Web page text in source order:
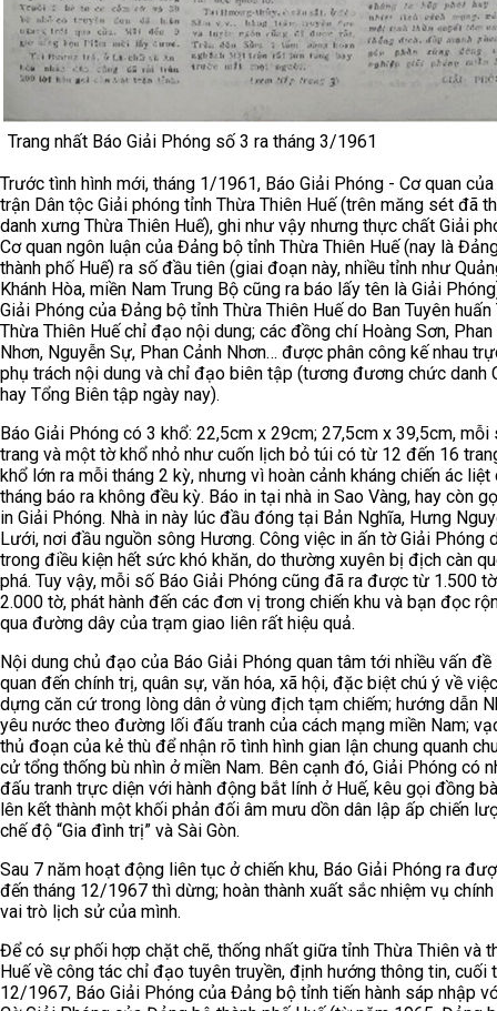
Trang nhất Báo Giải Phóng số 3 ra tháng 3/1961
Trước tình hình mới, tháng 1/1961, Báo Giải Phóng - Cơ quan
trận Dân tộc Giải phóng tỉnh Thừa Thiên Huế (trên măng sét đã
danh xưng Thừa Thiên Huế), ghi như vậy nhưng thực chất Giải
Cơ quan ngôn luận của Đảng bộ tỉnh Thừa Thiên Huế (nay là
thành phố Huế) ra số đầu tiên (giai đoạn này, nhiều tỉnh như
Khánh Hòa, miền Nam Trung Bộ cũng ra báo lấy tên là Giải
Giải Phóng của Đảng bộ tỉnh Thừa Thiên Huế do Ban Tuyên huấn
Thừa Thiên Huế chỉ đạo nội dung; các đồng chí Hoàng Sơn, Phan
Nhơn, Nguyễn Sự, Phan Cảnh Nhơn… được phân công kế nhau
phụ trách nội dung và chỉ đạo biên tập (tương đương chức danh
hay Tổng Biên tập ngày nay).
Báo Giải Phóng có 3 khổ: 22,5cm x 29cm; 27,5cm x 39,5cm, mỗi
trang và một tờ khổ nhỏ như cuốn lịch bỏ túi có từ 12 đến 16
khổ lớn ra mỗi tháng 2 kỳ, nhưng vì hoàn cảnh kháng chiến ác liệt
tháng báo ra không đều kỳ. Báo in tại nhà in Sao Vàng, hay còn
in Giải Phóng. Nhà in này lúc đầu đóng tại Bản Nghĩa, Hưng
Lưới, nơi đầu nguồn sông Hương. Công việc in ấn tờ Giải Phóng
trong điều kiện hết sức khó khăn, do thường xuyên bị địch càn
phá. Tuy vậy, mỗi số Báo Giải Phóng cũng đã ra được từ 1.500
2.000 tờ, phát hành đến các đơn vị trong chiến khu và bạn đọc
qua đường dây của trạm giao liên rất hiệu quả.
Nội dung chủ đạo của Báo Giải Phóng quan tâm tới nhiều vấn đề
quan đến chính trị, quân sự, văn hóa, xã hội, đặc biệt chú ý về
dựng căn cứ trong lòng dân ở vùng địch tạm chiếm; hướng dẫn
yêu nước theo đường lối đấu tranh của cách mạng miền Nam;
thủ đoạn của kẻ thù để nhận rõ tình hình gian lận chung quanh
cử tổng thống bù nhìn ở miền Nam. Bên cạnh đó, Giải Phóng có
đấu tranh trực diện với hành động bắt lính ở Huế, kêu gọi đồng
lên kết thành một khối phản đối âm mưu dồn dân lập ấp chiến
chế độ “Gia đình trị” và Sài Gòn.
Sau 7 năm hoạt động liên tục ở chiến khu, Báo Giải Phóng ra
đến tháng 12/1967 thì dừng; hoàn thành xuất sắc nhiệm vụ
vai trò lịch sử của mình.
Để có sự phối hợp chặt chẽ, thống nhất giữa tỉnh Thừa Thiên và
Huế về công tác chỉ đạo tuyên truyền, định hướng thông tin, cuối
12/1967, Báo Giải Phóng của Đảng bộ tỉnh tiến hành sáp nhập